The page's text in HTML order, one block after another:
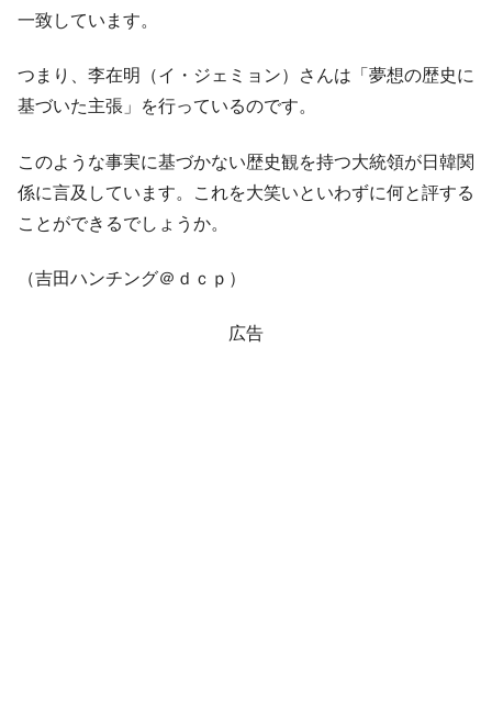
一致しています。
つまり、李在明（イ・ジェミョン）さんは「夢想の歴史に
基づいた主張」を行っているのです。
このような事実に基づかない歴史観を持つ大統領が日韓関
係に言及しています。これを大笑いといわずに何と評する
ことができるでしょうか。
（吉田ハンチング＠ｄｃｐ）
広告